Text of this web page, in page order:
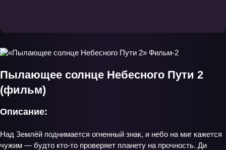
Пылающее солнце Небесного Пути 2
(фильм)
Описание:
Над Землёй поднимается огненный знак, и небо на миг кажется
чужим — будто кто‑то проверяет планету на прочность. Ди